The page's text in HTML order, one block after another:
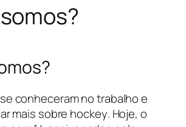
conheceram no trabalho e
mais sobre hockey. Hoje, o